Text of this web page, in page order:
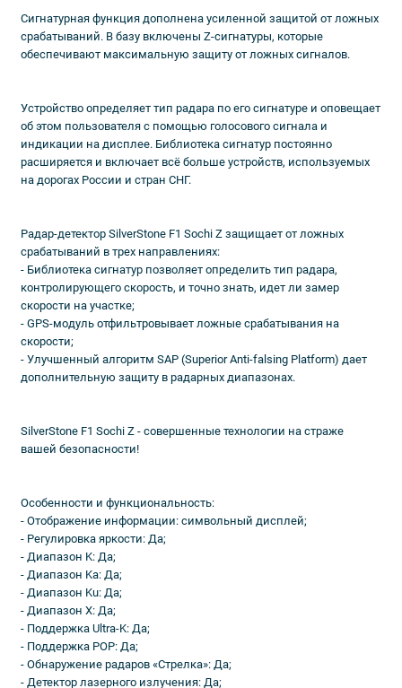
Сигнатурная функция дополнена усиленной защитой от ложных
срабатываний. В базу включены Z-сигнатуры, которые
обеспечивают максимальную защиту от ложных сигналов.
Устройство определяет тип радара по его сигнатуре и оповещает
об этом пользователя с помощью голосового сигнала и
индикации на дисплее. Библиотека сигнатур постоянно
расширяется и включает всё больше устройств, используемых
на дорогах России и стран СНГ.
Радар-детектор SilverStone F1 Sochi Z защищает от ложных
срабатываний в трех направлениях:
- Библиотека сигнатур позволяет определить тип радара,
контролирующего скорость, и точно знать, идет ли замер
скорости на участке;
- GPS-модуль отфильтровывает ложные срабатывания на
скорости;
- Улучшенный алгоритм SAP (Superior Anti-falsing Platform) дает
дополнительную защиту в радарных диапазонах.
SilverStone F1 Sochi Z - совершенные технологии на страже
вашей безопасности!
Особенности и функциональность:
- Отображение информации: символьный дисплей;
- Регулировка яркости: Да;
- Диапазон K: Да;
- Диапазон Ka: Да;
- Диапазон Ku: Да;
- Диапазон X: Да;
- Поддержка Ultra-K: Да;
- Поддержка POP: Да;
- Обнаружение радаров «Стрелка»: Да;
- Детектор лазерного излучения: Да;